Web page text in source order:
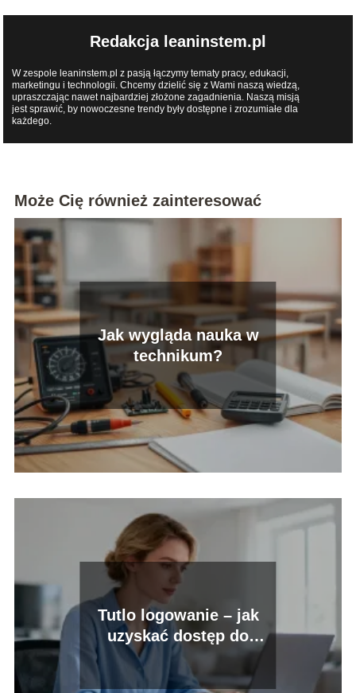
Redakcja leaninstem.pl
W zespole leaninstem.pl z pasją łączymy tematy pracy, edukacji,
marketingu i technologii. Chcemy dzielić się z Wami naszą wiedzą,
upraszczając nawet najbardziej złożone zagadnienia. Naszą misją
jest sprawić, by nowoczesne trendy były dostępne i zrozumiałe dla
każdego.
Może Cię również zainteresować
Jak wygląda nauka w
technikum?
Tutlo logowanie – jak
uzyskać dostęp do
platformy?